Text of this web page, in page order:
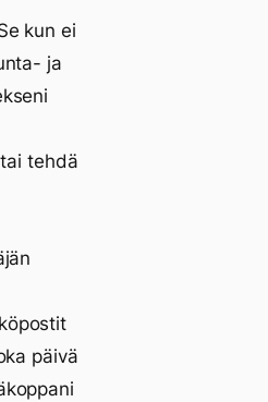
kun ei
ja
tehdä
päivä